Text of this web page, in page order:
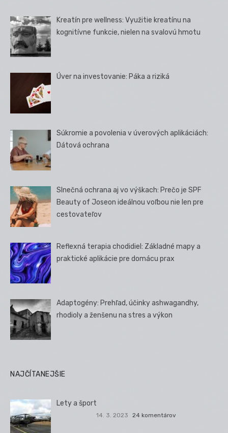
Kreatín pre wellness: Využitie kreatínu na
kognitívne funkcie, nielen na svalovú hmotu
Úver na investovanie: Páka a riziká
Súkromie a povolenia v úverových aplikáciách:
Dátová ochrana
Slnečná ochrana aj vo výškach: Prečo je SPF
Beauty of Joseon ideálnou voľbou nie len pre
cestovateľov
Reflexná terapia chodidiel: Základné mapy a
praktické aplikácie pre domácu prax
Adaptogény: Prehľad, účinky ashwagandhy,
rhodioly a ženšenu na stres a výkon
NAJČÍTANEJŠIE
Lety a šport
14. 3. 2023 24 komentárov